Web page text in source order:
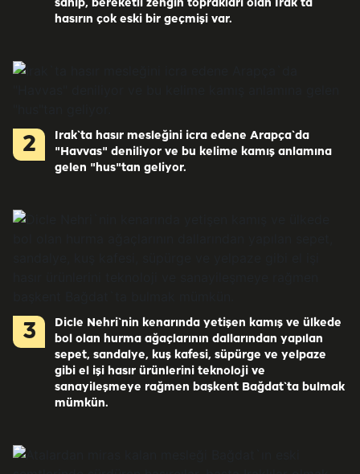
sahip, bereketli zengin toprakları olan Irak`ta
hasırın çok eski bir geçmişi var.
2
Irak`ta hasır mesleğini icra edene Arapça`da
"Havvas" deniliyor ve bu kelime kamış anlamına
gelen "hus"tan geliyor.
3
Dicle Nehri`nin kenarında yetişen kamış ve ülkede
bol olan hurma ağaçlarının dallarından yapılan
sepet, sandalye, kuş kafesi, süpürge ve yelpaze
gibi el işi hasır ürünlerini teknoloji ve
sanayileşmeye rağmen başkent Bağdat`ta bulmak
mümkün.